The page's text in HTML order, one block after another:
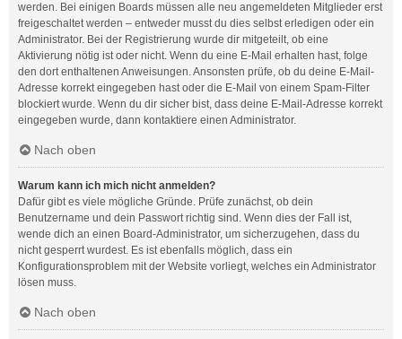
werden. Bei einigen Boards müssen alle neu angemeldeten Mitglieder erst
freigeschaltet werden – entweder musst du dies selbst erledigen oder ein
Administrator. Bei der Registrierung wurde dir mitgeteilt, ob eine
Aktivierung nötig ist oder nicht. Wenn du eine E-Mail erhalten hast, folge
den dort enthaltenen Anweisungen. Ansonsten prüfe, ob du deine E-Mail-
Adresse korrekt eingegeben hast oder die E-Mail von einem Spam-Filter
blockiert wurde. Wenn du dir sicher bist, dass deine E-Mail-Adresse korrekt
eingegeben wurde, dann kontaktiere einen Administrator.
Nach oben
Warum kann ich mich nicht anmelden?
Dafür gibt es viele mögliche Gründe. Prüfe zunächst, ob dein
Benutzername und dein Passwort richtig sind. Wenn dies der Fall ist,
wende dich an einen Board-Administrator, um sicherzugehen, dass du
nicht gesperrt wurdest. Es ist ebenfalls möglich, dass ein
Konfigurationsproblem mit der Website vorliegt, welches ein Administrator
lösen muss.
Nach oben